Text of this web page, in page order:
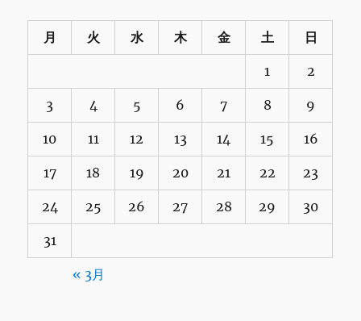
月 火 水 木 金 土 日
1 2
3 4 5 6 7 8 9
10 11 12 13 14 15 16
17 18 19 20 21 22 23
24 25 26 27 28 29 30
31
« 3月